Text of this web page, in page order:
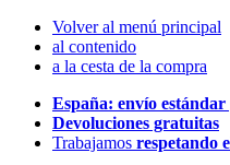
Volver al menú principal
al contenido
a la cesta de la compra
España: envío
Devoluciones gratuitas
Trabajamos respetando